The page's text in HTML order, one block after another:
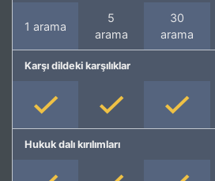
1 arama
5
arama
30
arama
Karşı dildeki karşılıklar
Hukuk dalı kırılımları